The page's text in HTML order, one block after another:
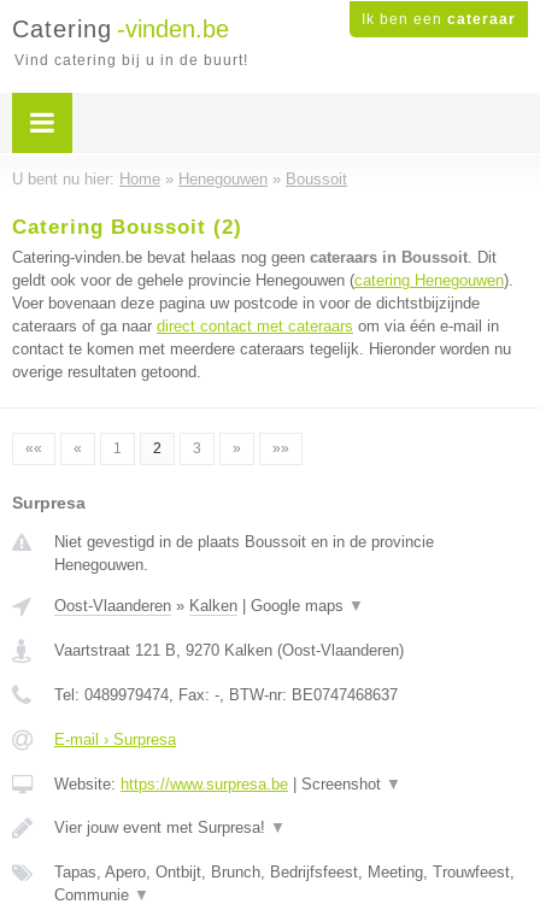
Ik ben een cateraar
Catering -vinden.be
Vind catering bij u in de buurt!
U bent nu hier: Home » Henegouwen » Boussoit
Catering Boussoit (2)
Catering-vinden.be bevat helaas nog geen cateraars in Boussoit. Dit
geldt ook voor de gehele provincie Henegouwen (catering Henegouwen).
Voer bovenaan deze pagina uw postcode in voor de dichtstbijzijnde
cateraars of ga naar direct contact met cateraars om via één e-mail in
contact te komen met meerdere cateraars tegelijk. Hieronder worden nu
overige resultaten getoond.
«« « 1 2 3 » »»
Surpresa
Niet gevestigd in de plaats Boussoit en in de provincie
Henegouwen.
Oost-Vlaanderen » Kalken Google maps ▼
Vaartstraat 121 B, 9270 Kalken (Oost-Vlaanderen)
Tel: 0489979474, Fax: -, BTW-nr: BE0747468637
E-mail › Surpresa
Website: https://www.surpresa.be Screenshot ▼
Vier jouw event met Surpresa! ▼
Tapas, Apero, Ontbijt, Brunch, Bedrijfsfeest, Meeting, Trouwfeest,
Communie ▼